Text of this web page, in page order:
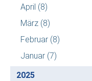
April (8)
März (8)
Februar (8)
Januar (7)
2025